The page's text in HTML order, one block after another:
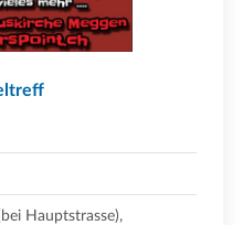
Hauptstrasse),